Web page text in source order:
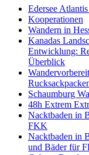
Edersee
Kooperationen
Wandern in
Kanadas
Entwicklung:
Überblick
Schaumburg
48h Extrem
Nacktbaden in
FKK
Nacktbaden in
und Bäder für